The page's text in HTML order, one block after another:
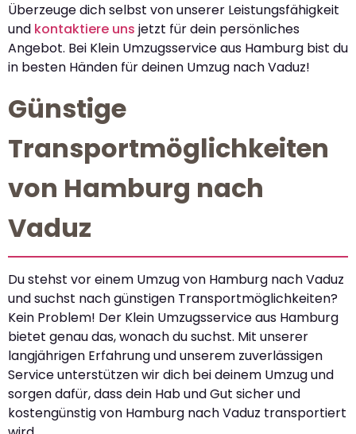
Überzeuge dich selbst von unserer Leistungsfähigkeit
und kontaktiere uns jetzt für dein persönliches
Angebot. Bei Klein Umzugsservice aus Hamburg bist du
in besten Händen für deinen Umzug nach Vaduz!
Günstige
Transportmöglichkeiten
von Hamburg nach
Vaduz
Du stehst vor einem Umzug von Hamburg nach Vaduz
und suchst nach günstigen Transportmöglichkeiten?
Kein Problem! Der Klein Umzugsservice aus Hamburg
bietet genau das, wonach du suchst. Mit unserer
langjährigen Erfahrung und unserem zuverlässigen
Service unterstützen wir dich bei deinem Umzug und
sorgen dafür, dass dein Hab und Gut sicher und
kostengünstig von Hamburg nach Vaduz transportiert